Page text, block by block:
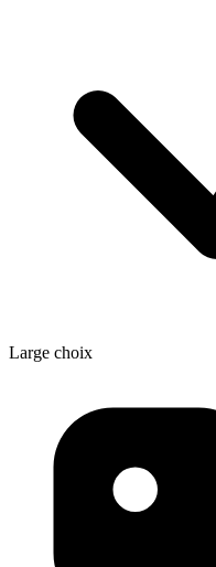
Large choix